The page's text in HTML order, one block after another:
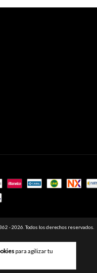
para agilizar tu
- 2026. Todos los derechos reservados.